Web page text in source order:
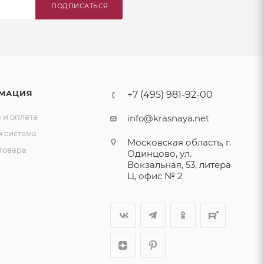
ПОДПИСАТЬСЯ
и оплата
система
+7 (495) 981-92-00
info@krasnaya.net
Московская область, г.
Одинцово, ул.
Вокзальная, 53, литера
Ц, офис № 2